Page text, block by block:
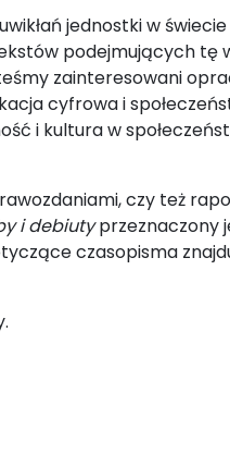
jednostki w
podejmujących tę
zainteresowani
cyfrowa i
i kultura w
czy też
i debiutyprzeznaczony
czasopisma